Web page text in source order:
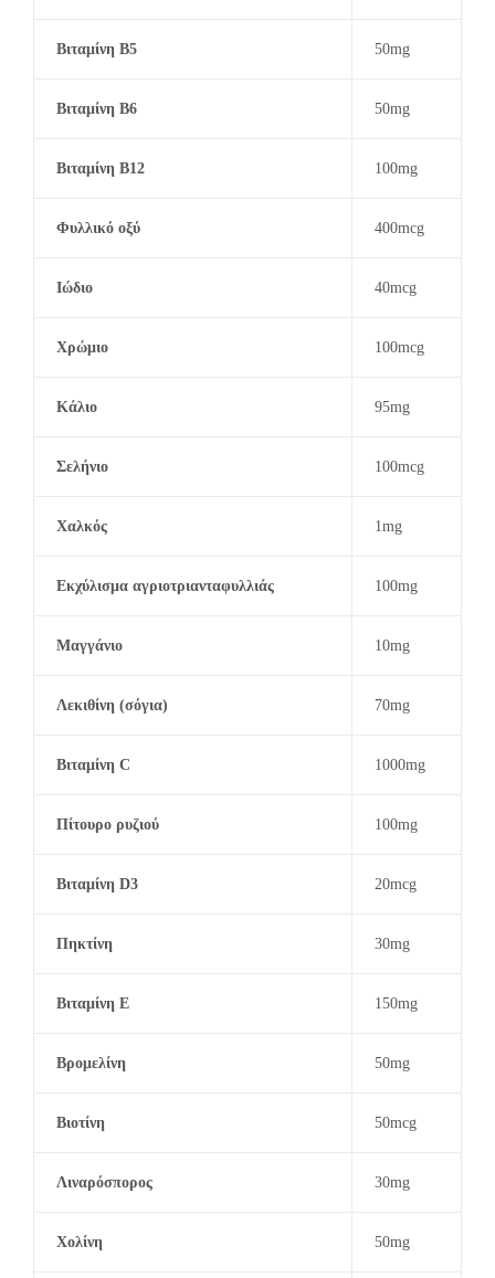
Βιταμίνη Β5 50mg
Βιταμίνη Β6 50mg
Βιταμίνη Β12 100mg
Φυλλικό οξύ 400mcg
Ιώδιο 40mcg
Χρώμιο 100mcg
Κάλιο 95mg
Σελήνιο 100mcg
Χαλκός 1mg
Εκχύλισμα αγριοτριανταφυλλιάς 100mg
Μαγγάνιο 10mg
Λεκιθίνη (σόγια) 70mg
Βιταμίνη C 1000mg
Πίτουρο ρυζιού 100mg
Βιταμίνη D3 20mcg
Πηκτίνη 30mg
Βιταμίνη E 150mg
Βρομελίνη 50mg
Βιοτίνη 50mcg
Λιναρόσπορος 30mg
Χολίνη 50mg